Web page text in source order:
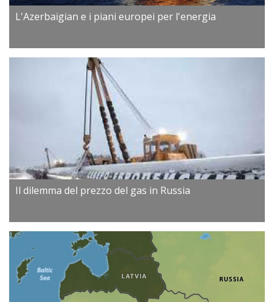
L'Azerbaigian e i piani europei per l'energia
Il dilemma del prezzo del gas in Russia